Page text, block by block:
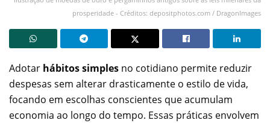
prosperidade - Créditos: depositphotos.com / DragonImages
Adotar hábitos simples no cotidiano permite reduzir
despesas sem alterar drasticamente o estilo de vida,
focando em escolhas conscientes que acumulam
economia ao longo do tempo. Essas práticas envolvem